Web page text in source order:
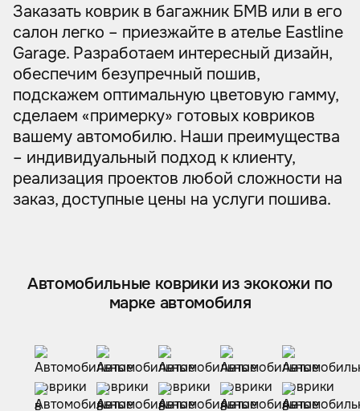
Заказать коврик в багажник БМВ или в его
салон легко – приезжайте в ателье Eastline
Garage. Разработаем интересный дизайн,
обеспечим безупречный пошив,
подскажем оптимальную цветовую гамму,
сделаем «примерку» готовых ковриков
вашему автомобилю. Наши преимущества
– индивидуальный подход к клиенту,
реализация проектов любой сложности на
заказ, доступные цены на услуги пошива.
Автомобильные коврики из экокожи по
марке автомобиля